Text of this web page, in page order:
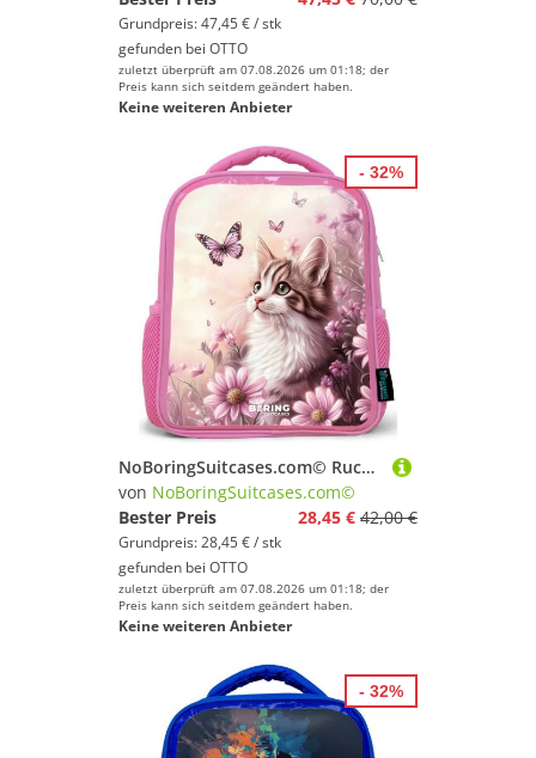
Grundpreis: 47,45 € / stk
gefunden bei OTTO
zuletzt überprüft am 07.08.2026 um 01:18; der
Preis kann sich seitdem geändert haben.
Keine weiteren Anbieter
NoBoringSuitcases.com© Rucksack Rosa - Katze - Lila - Schmetterlinge - Blumen, Kinderrucksack, Schulrucksack, Freizeitrucksack, Mädchen, Kindergarten
von NoBoringSuitcases.com©
Bester Preis
28,45 € 42,00 €
Grundpreis: 28,45 € / stk
gefunden bei OTTO
zuletzt überprüft am 07.08.2026 um 01:18; der
Preis kann sich seitdem geändert haben.
Keine weiteren Anbieter
- 32%
- 32%